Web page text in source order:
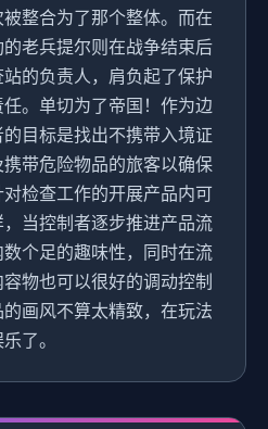
整合为了那个整体。而在
老兵提尔则在战争结束后
的负责人，肩负起了保护
。单切为了帝国！作为边
目标是找出不携带入境证
带危险物品的旅客以确保
检查工作的开展产品内可
当控制者逐步推进产品流
个足的趣味性，同时在流
物也可以很好的调动控制
画风不算太精致，在玩法
了。